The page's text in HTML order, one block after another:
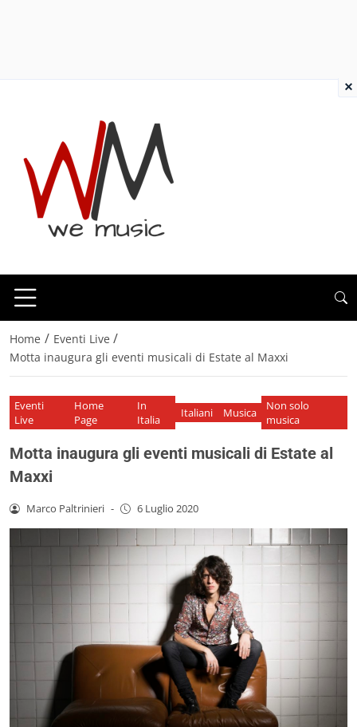
Home / Eventi Live /
Motta inaugura gli eventi musicali di Estate al Maxxi
Eventi
Live
Home
Page
In
Italia
Italiani Musica
Non solo
musica
Motta inaugura gli eventi musicali di Estate al
Maxxi
Marco Paltrinieri - 6 Luglio 2020
×